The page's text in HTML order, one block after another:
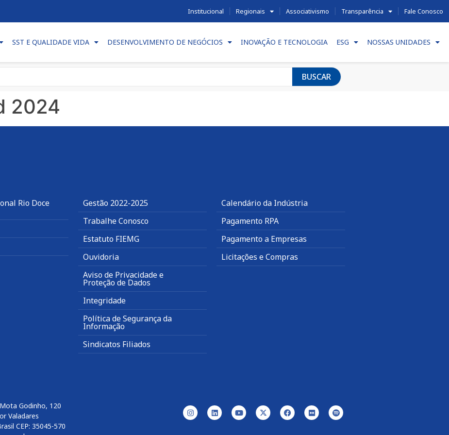
Institucional Regionais Associativismo Transparência Fale Conosco
SST E QUALIDADE VIDA DESENVOLVIMENTO DE NEGÓCIOS INOVAÇÃO E TECNOLOGIA ESG NOSSAS UNIDADES
BUSCAR
2024
Rio Doce
Gestão 2022-2025
Trabalhe Conosco
Estatuto FIEMG
Ouvidoria
Aviso de Privacidade e
Proteção de Dados
Integridade
Política de Segurança da
Informação
Sindicatos Filiados
Calendário da Indústria
Pagamento RPA
Pagamento a Empresas
Licitações e Compras
Godinho, 120
Valadares
CEP: 35045-570